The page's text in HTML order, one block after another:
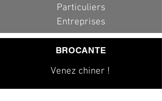
Particuliers
Entreprises
BROCANTE
Venez chiner !